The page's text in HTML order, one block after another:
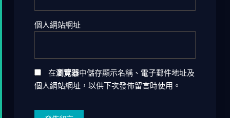
個人網站網址
在瀏覽器中儲存顯示名稱、電子郵件地址及
個人網站網址，以供下次發佈留言時使用。